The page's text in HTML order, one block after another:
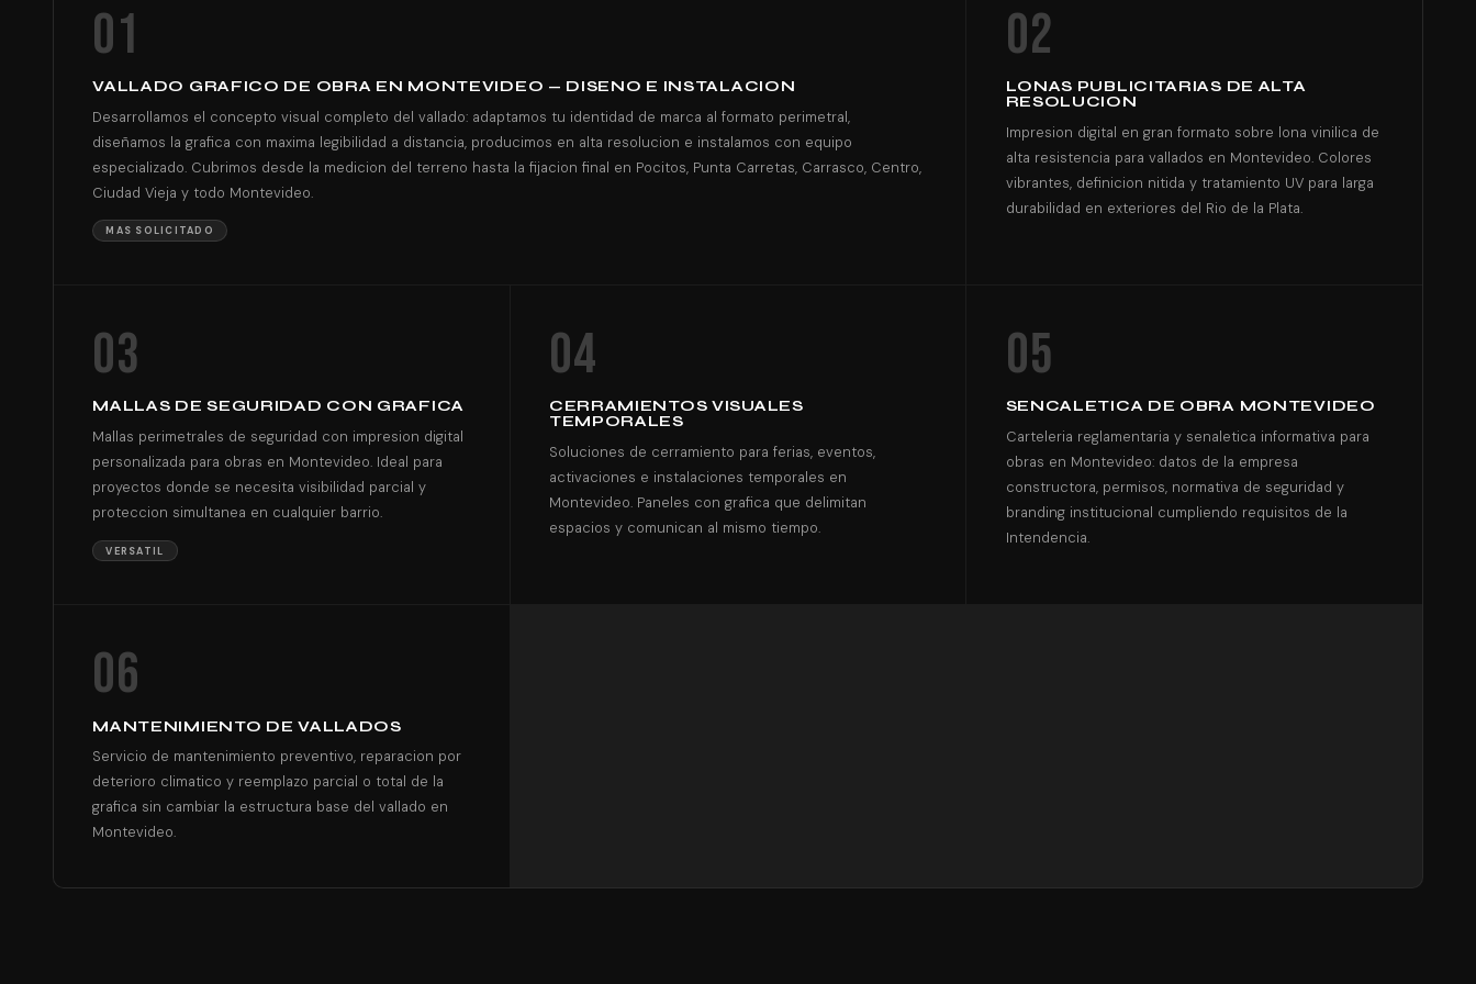
01
VALLADO GRAFICO DE OBRA EN MONTEVIDEO — DISENO E INSTALACION
Desarrollamos el concepto visual completo del vallado: adaptamos tu identidad de marca al formato perimetral,
diseñamos la grafica con maxima legibilidad a distancia, producimos en alta resolucion e instalamos con equipo
especializado. Cubrimos desde la medicion del terreno hasta la fijacion final en Pocitos, Punta Carretas, Carrasco, Centro,
Ciudad Vieja y todo Montevideo.
MAS SOLICITADO
02
LONAS PUBLICITARIAS DE ALTA
RESOLUCION
Impresion digital en gran formato sobre lona vinilica de
alta resistencia para vallados en Montevideo. Colores
vibrantes, definicion nitida y tratamiento UV para larga
durabilidad en exteriores del Rio de la Plata.
03
MALLAS DE SEGURIDAD CON GRAFICA
Mallas perimetrales de seguridad con impresion digital
personalizada para obras en Montevideo. Ideal para
proyectos donde se necesita visibilidad parcial y
proteccion simultanea en cualquier barrio.
VERSATIL
04
CERRAMIENTOS VISUALES
TEMPORALES
Soluciones de cerramiento para ferias, eventos,
activaciones e instalaciones temporales en
Montevideo. Paneles con grafica que delimitan
espacios y comunican al mismo tiempo.
05
SENCALETICA DE OBRA MONTEVIDEO
Carteleria reglamentaria y senaletica informativa para
obras en Montevideo: datos de la empresa
constructora, permisos, normativa de seguridad y
branding institucional cumpliendo requisitos de la
Intendencia.
06
MANTENIMIENTO DE VALLADOS
Servicio de mantenimiento preventivo, reparacion por
deterioro climatico y reemplazo parcial o total de la
grafica sin cambiar la estructura base del vallado en
Montevideo.